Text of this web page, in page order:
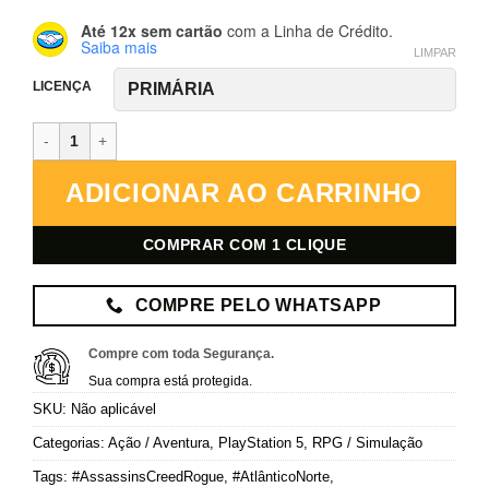
Até 12x sem cartão com a Linha de Crédito.
Saiba mais
LICENÇA
LIMPAR
ADICIONAR AO CARRINHO
COMPRAR COM 1 CLIQUE
COMPRE PELO WHATSAPP
Compre com toda Segurança.
Sua compra está protegida.
SKU: Não aplicável
Categorias: Ação / Aventura PlayStation 5 RPG / Simulação
Tags: #AssassinsCreedRogue #AtlânticoNorte